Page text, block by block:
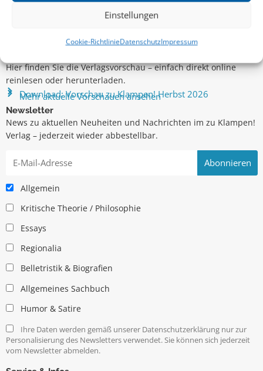
Einstellungen
Cookie-RichtlinieDatenschutzImpressum
Aktuelle Vorschau
Hier finden Sie die Verlagsvorschau – einfach direkt online
reinlesen oder herunterladen.
Download: Vorschau zu Klampen! Herbst 2026
Mehr aktuelle Vorschauen ansehen
Newsletter
News zu aktuellen Neuheiten und Nachrichten im zu Klampen!
Verlag – jederzeit wieder abbestellbar.
Allgemein
Kritische Theorie / Philosophie
Essays
Regionalia
Belletristik & Biografien
Allgemeines Sachbuch
Humor & Satire
Ihre Daten werden gemäß unserer Datenschutzerklärung nur zur
Personalisierung des Newsletters verwendet. Sie können sich jederzeit
vom Newsletter abmelden.